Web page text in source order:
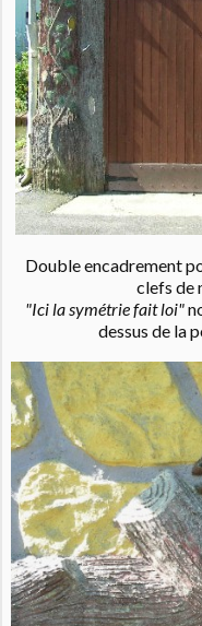
Double encadrement
clefs de
"Ici la symétrie fait loi"
dessus de la